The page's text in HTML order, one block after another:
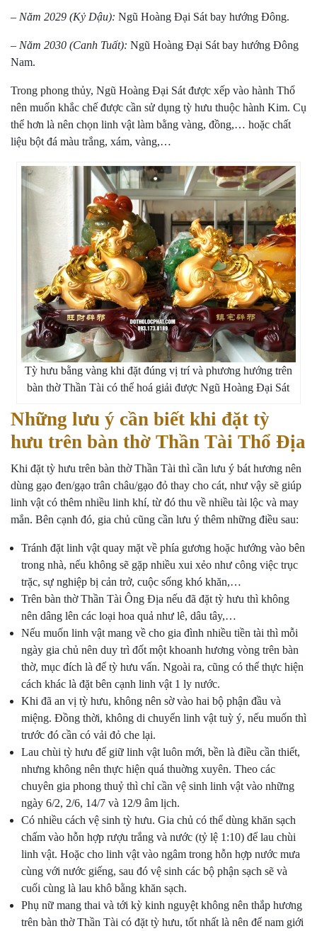
– Năm 2029 (Kỷ Dậu): Ngũ Hoàng Đại Sát bay hướng Đông.
– Năm 2030 (Canh Tuất): Ngũ Hoàng Đại Sát bay hướng Đông
Nam.
Trong phong thủy, Ngũ Hoàng Đại Sát được xếp vào hành Thổ
nên muốn khắc chế được cần sử dụng tỳ hưu thuộc hành Kim. Cụ
thể hơn là nên chọn linh vật làm bằng vàng, đồng,… hoặc chất
liệu bột đá màu trắng, xám, vàng,…
Tỳ hưu bằng vàng khi đặt đúng vị trí và phương hướng trên
bàn thờ Thần Tài có thể hoá giải được Ngũ Hoàng Đại Sát
Những lưu ý cần biết khi đặt tỳ
hưu trên bàn thờ Thần Tài Thổ Địa
Khi đặt tỳ hưu trên bàn thờ Thần Tài thì cần lưu ý bát hương nên
dùng gạo đen/gạo trân châu/gạo đỏ thay cho cát, như vậy sẽ giúp
linh vật có thêm nhiều linh khí, từ đó thu về nhiều tài lộc và may
mắn. Bên cạnh đó, gia chủ cũng cần lưu ý thêm những điều sau:
Tránh đặt linh vật quay mặt về phía gương hoặc hướng vào bên
trong nhà, nếu không sẽ gặp nhiều xui xẻo như công việc trục
trặc, sự nghiệp bị cản trở, cuộc sống khó khăn,…
Trên bàn thờ Thần Tài Ông Địa nếu đã đặt tỳ hưu thì không
nên dâng lên các loại hoa quả như lê, dâu tây,…
Nếu muốn linh vật mang về cho gia đình nhiều tiền tài thì mỗi
ngày gia chủ nên duy trì đốt một khoanh hương vòng trên bàn
thờ, mục đích là để tỳ hưu vấn. Ngoài ra, cũng có thể thực hiện
cách khác là đặt bên cạnh linh vật 1 ly nước.
Khi đã an vị tỳ hưu, không nên sờ vào hai bộ phận đầu và
miệng. Đồng thời, không di chuyển linh vật tuỳ ý, nếu muốn thì
trước đó cần có vải đỏ che lại.
Lau chùi tỳ hưu để giữ linh vật luôn mới, bền là điều cần thiết,
nhưng không nên thực hiện quá thuờng xuyên. Theo các
chuyên gia phong thuỷ thì chỉ cần vệ sinh linh vật vào những
ngày 6/2, 2/6, 14/7 và 12/9 âm lịch.
Có nhiều cách vệ sinh tỳ hưu. Gia chủ có thể dùng khăn sạch
chấm vào hỗn hợp rượu trắng và nước (tỷ lệ 1:10) để lau chùi
linh vật. Hoặc cho linh vật vào ngâm trong hỗn hợp nước mưa
cùng với nước giếng, sau đó vệ sinh các bộ phận sạch sẽ và
cuối cùng là lau khô bằng khăn sạch.
Phụ nữ mang thai và tới kỳ kinh nguyệt không nên thắp hương
trên bàn thờ Thần Tài có đặt tỳ hưu, tốt nhất là nên để nam giới